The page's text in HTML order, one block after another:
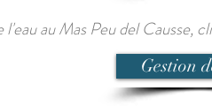
l'eau auMas Peu del Causse,
Gestion